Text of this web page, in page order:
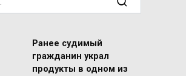
Ранее судимый
гражданин украл
продукты в одном из